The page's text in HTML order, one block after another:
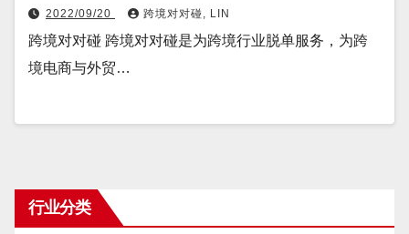
2022/09/20 跨境对对碰, LIN
跨境对对碰 跨境对对碰是为跨境行业脱单服务，为跨
境电商与外贸…
行业分类